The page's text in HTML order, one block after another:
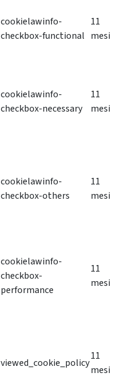
cookielawinfo-
checkbox-functional
11
mesi
cookielawinfo-
checkbox-necessary
11
mesi
cookielawinfo-
checkbox-others
11
mesi
cookielawinfo-
checkbox-
performance
11
mesi
viewed_cookie_policy
11
mesi